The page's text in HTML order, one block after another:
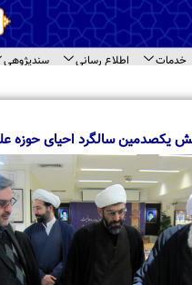
اطلاع رسانی سندپژوهی
سالگرد احیای حوزه علمیه